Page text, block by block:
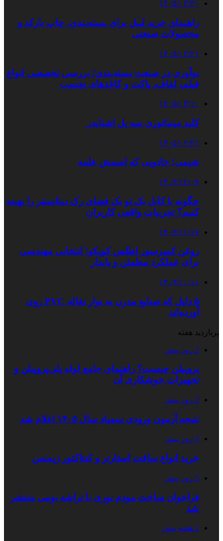
۱۴۰۵/۰۳/۳۰
راهنمای خرید لیبل برای بسته‌بندی، چاپ بارکد و
محصولات صنعتی
۱۴۰۵/۰۳/۲۱
نوآوری در صنعت بسته‌بندی؛ بررسی تخصصی انواع
فیلم، لفاف، پاکت و کاغذهای نچسب
۱۴۰۵/۰۳/۱۰
کلید مینیاتوری سه پل اشنایدر
۱۴۰۵/۰۲/۳۱
شیمی؛ جادویی که اسمش علمه
۱۴۰۳/۱۲/۰۹
چگونه با کابل بک تو بک فضای رک دیتاسنتر را بهینه
کنیم؟ تجربیات واقعی کاربران
۱۴۰۳/۱۱/۱۷
روغن کمپرسور اطلس کوپکو؛ انتخابی مهندسی
برای عملکرد مطمئن و پایدار
۱۴۰۳/۱۰/۱۱
۵ دلیل که صنایع مدرن به نوار نقاله PVC روی
آورده‌اند
پربازدید هفته
2 روز پیش
پروپیلن چیست؟ راهنمای جامع لوله پلی‌پروپیلن و
تجهیزات جوشکاری آن
2 روز پیش
نتیجه آزمون ورودی سمپاد سال ۱۴۰۵ اعلام شد
3 روز پیش
خرید انواع سافت استارتر و کنتاکتور زیمنس
5 روز پیش
فراخوان ساخت مودم نوری با تراشه بومی منتشر
شد
1 هفته پیش